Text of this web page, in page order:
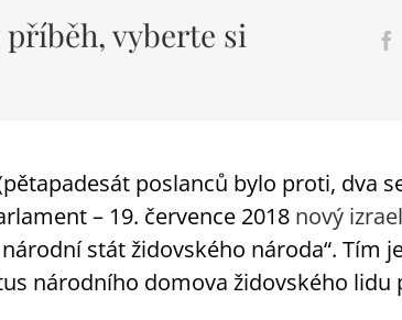
vyberte si
poslanců bylo proti, dva
– 19. července 2018 nový
stát židovského národa“. Tím
národního domova židovského lidu